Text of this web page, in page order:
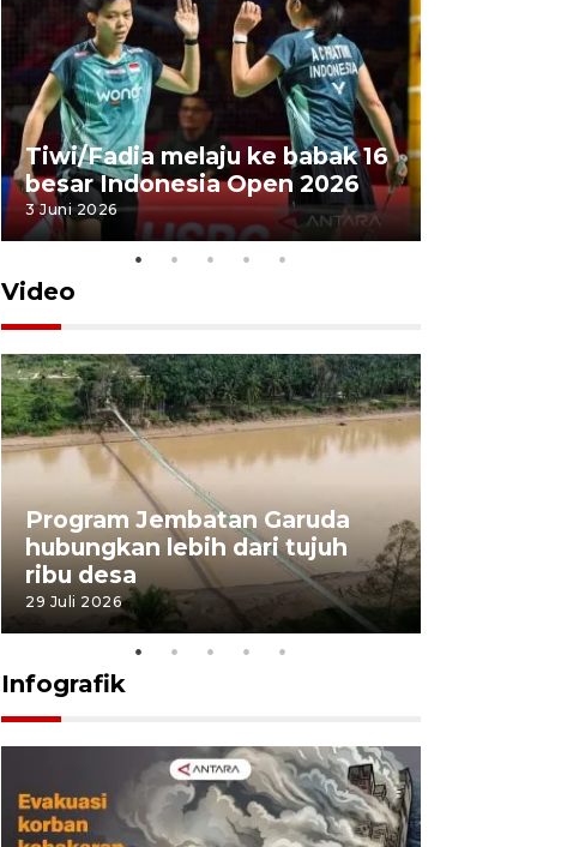
Tiwi/Fadia melaju ke babak 16
besar Indonesia Open 2026
3 Juni 2026
Video
Program Jembatan Garuda
hubungkan lebih dari tujuh
ribu desa
29 Juli 2026
Infografik